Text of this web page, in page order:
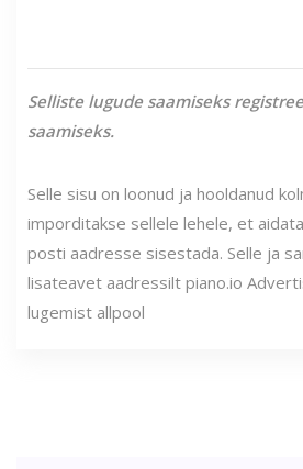
Selliste lugude saamiseks
saamiseks.
Selle sisu on loonud ja hooldanud
imporditakse sellele lehele, et
posti aadresse sisestada. Selle ja
lisateavet aadressilt piano.io
lugemist allpool